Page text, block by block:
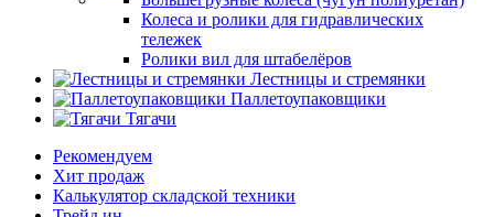
Колеса и ролики для гидравлических
тележек
Ролики вил для штабелёров
Лестницы и стремянки
Паллетоупаковщики
Тягачи
Рекомендуем
Хит продаж
Калькулятор складской техники